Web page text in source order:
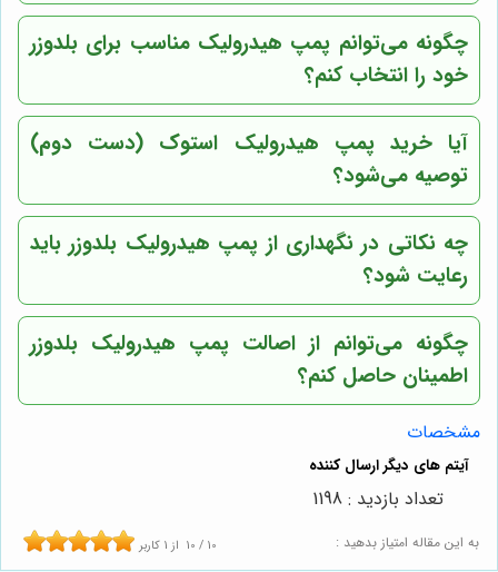
چگونه می‌توانم پمپ هیدرولیک مناسب برای بلدوزر
خود را انتخاب کنم؟
آیا خرید پمپ هیدرولیک استوک (دست دوم)
توصیه می‌شود؟
چه نکاتی در نگهداری از پمپ هیدرولیک بلدوزر باید
رعایت شود؟
چگونه می‌توانم از اصالت پمپ هیدرولیک بلدوزر
اطمینان حاصل کنم؟
مشخصات
به این مقاله امتیاز بدهید : 10 / 10 از 1 کاربر
تعداد بازدید : 1198